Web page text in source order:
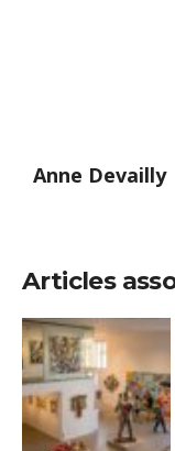
Statut /
J'accepte les
* Champ obligatoire
Prénom
Statut /
Anne Devailly
Articles